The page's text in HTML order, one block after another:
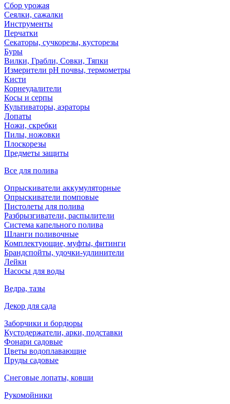
Сбор урожая
Сеялки, сажалки
Инструменты
Перчатки
Секаторы, сучкорезы, кусторезы
Буры
Вилки, Грабли, Совки, Тяпки
Измерители pH почвы, термометры
Кисти
Корнеудалители
Косы и серпы
Культиваторы, аэраторы
Лопаты
Ножи, скребки
Пилы, ножовки
Плоскорезы
Предметы защиты
Все для полива
Опрыскиватели аккумуляторные
Опрыскиватели помповые
Пистолеты для полива
Разбрызгиватели, распылители
Система капельного полива
Шланги поливочные
Комплектующие, муфты, фитинги
Брандспойты, удочки-удлинители
Лейки
Насосы для воды
Ведра, тазы
Декор для сада
Заборчики и бордюры
Кустодержатели, арки, подставки
Фонари садовые
Цветы водоплавающие
Пруды садовые
Снеговые лопаты, ковши
Рукомойники